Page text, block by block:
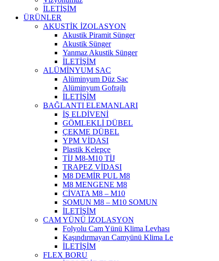
İLETİŞİM
ÜRÜNLER
AKUSTİK İZOLASYON
Akustik Piramit Sünger
Akustik Sünger
Yanmaz Akustik Sünger
İLETİŞİM
ALÜMİNYUM SAC
Alüminyum Düz Sac
Alüminyum Gofrajlı
İLETİŞİM
BAĞLANTI ELEMANLARI
İŞ ELDİVENİ
GÖMLEKLİ DÜBEL
ÇEKME DÜBEL
YPM VİDASI
Plastik Kelepçe
TİJ M8-M10 TİJ
TRAPEZ VİDASI
M8 DEMİR PUL M8
M8 MENGENE M8
CİVATA M8 – M10
SOMUN M8 – M10 SOMUN
İLETİŞİM
CAM YÜNÜ İZOLASYON
Folyolu Cam Yünü Klima Levhası
Kaşındırmayan Camyünü Klima Le
İLETİŞİM
FLEX BORU